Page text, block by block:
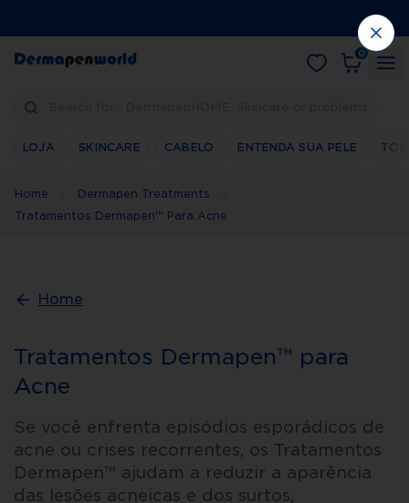
0
LOJA SKINCARE CABELO ENTENDA SUA PELE
Home
Dermapen Treatments
Tratamentos Dermapen™ Para Acne
Home
Tratamentos Dermapen™ para
Acne
Se você enfrenta episódios esporádicos de
acne ou crises recorrentes, os Tratamentos
Dermapen™ ajudam a reduzir a aparência
das lesões acneicas e dos surtos,